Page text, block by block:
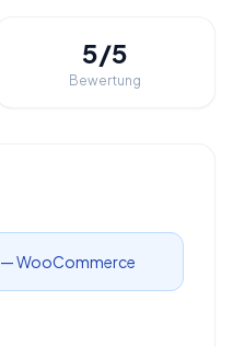
5/5
Bewertung
— WooCommerce